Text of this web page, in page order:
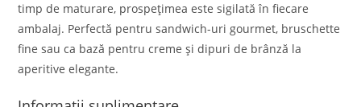
timp de maturare, prospețimea este sigilată în fiecare
ambalaj. Perfectă pentru sandwich-uri gourmet, bruschette
fine sau ca bază pentru creme și dipuri de brânză la
aperitive elegante.